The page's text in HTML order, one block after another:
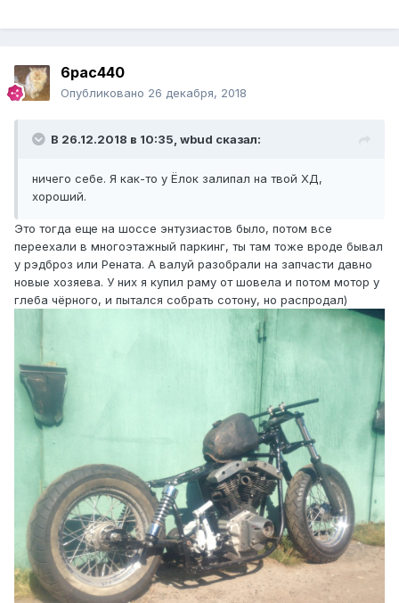
6pac440
Опубликовано 26 декабря, 2018
В 26.12.2018 в 10:35, wbud сказал:
ничего себе. Я как-то у Ёлок залипал на твой ХД,
хороший.
Это тогда еще на шоссе энтузиастов было, потом все
переехали в многоэтажный паркинг, ты там тоже вроде бывал
у рэдброз или Рената. А валуй разобрали на запчасти давно
новые хозяева. У них я купил раму от шовела и потом мотор у
глеба чёрного, и пытался собрать сотону, но распродал)